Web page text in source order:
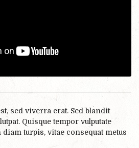
sed viverra erat. Sed blandit
Quisque tempor vulputate
turpis, vitae consequat metus